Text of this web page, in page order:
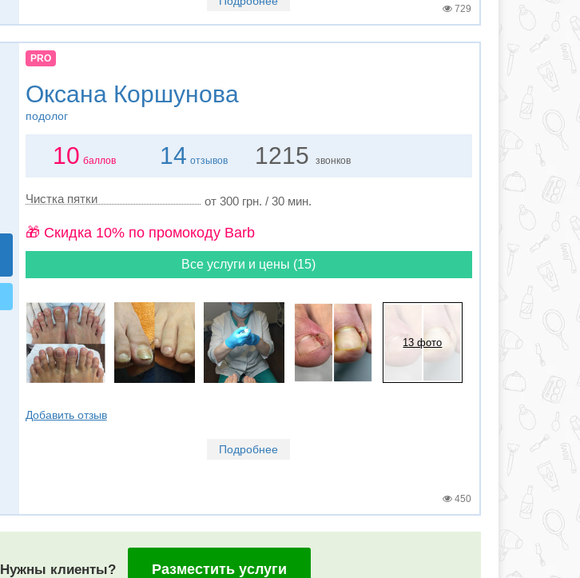
729
PRO
Оксана Коршунова
подолог
10 баллов 14 отзывов 1215звонков
Чистка пятки от 300 грн. / 30 мин.
🎁 Cкидка 10% по промокоду Barb
Все услуги и цены (15)
13 фото
Добавить отзыв
Подробнее
450
Нужны клиенты? Разместить услуги